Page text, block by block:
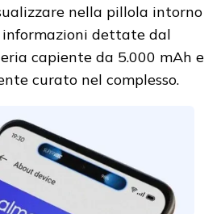
nella pillola intorno
dettate dal
capiente da 5.000 mAh e
curato nel complesso.